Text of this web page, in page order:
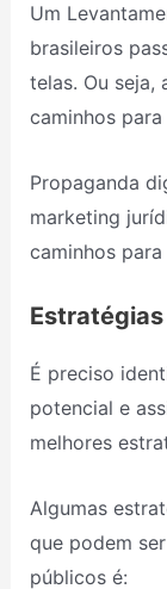
Um
brasileiros
telas. Ou seja,
caminhos
Propaganda
marketing
caminhos
É preciso
potencial e
melhores
Algumas
que podem
públicos é: